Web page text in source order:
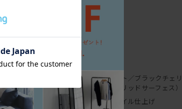
また、高温・多湿の部屋でのご使用は、カビ・ダニが発生
すので、部屋の換気を十分にして下さい。
直接硬いものや濡れたもの、熱をもったものを置くと、シ
【オイル仕上げの家具について】
[幅(W)]
160cm
[奥行(D)]
90cm
[高さ(H)]
67cm
[座面高さ(SH)]
ウォールナット／ブラックチェ
成無垢材（ソリッドサーフェス）
[塗装]
フレーム：オイル仕上げ